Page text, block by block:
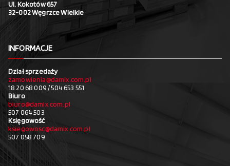
Ul. Kokotów 657
32-002 Węgrzce Wielkie
INFORMACJE
Dział sprzedaży
zamowienia@damix.com.pl
18 20 68 009 / 504 653 551
Biuro
biuro@damix.com.pl
507 064 503
Księgowość
ksiegowosc@damix.com.pl
507 058 709